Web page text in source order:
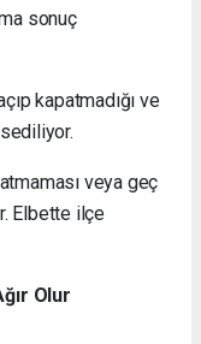
sonuç
kapatmadığı ve
veya geç
Elbette ilçe
Olur